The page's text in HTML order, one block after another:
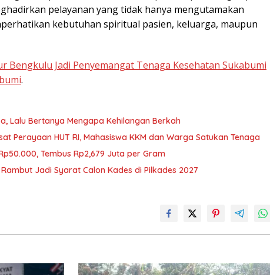
pelayanan yang tidak hanya mengutamakan
kebutuhan spiritual pasien, keluarga, maupun
Bengkulu Jadi Penyemangat Tenaga Kesehatan Sukabumi
.
Lalu Bertanya Mengapa Kehilangan Berkah
Perayaan HUT RI, Mahasiswa KKM dan Warga Satukan Tenaga
Tembus Rp2,679 Juta per Gram
Rambut Jadi Syarat Calon Kades di Pilkades 2027